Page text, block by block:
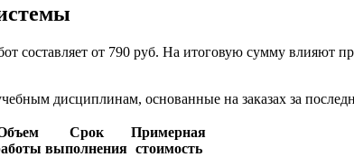
составляет от 790 руб. На итоговую сумму
дисциплинам, основанные на заказах за
Срок
выполнения
Примерная
стоимость